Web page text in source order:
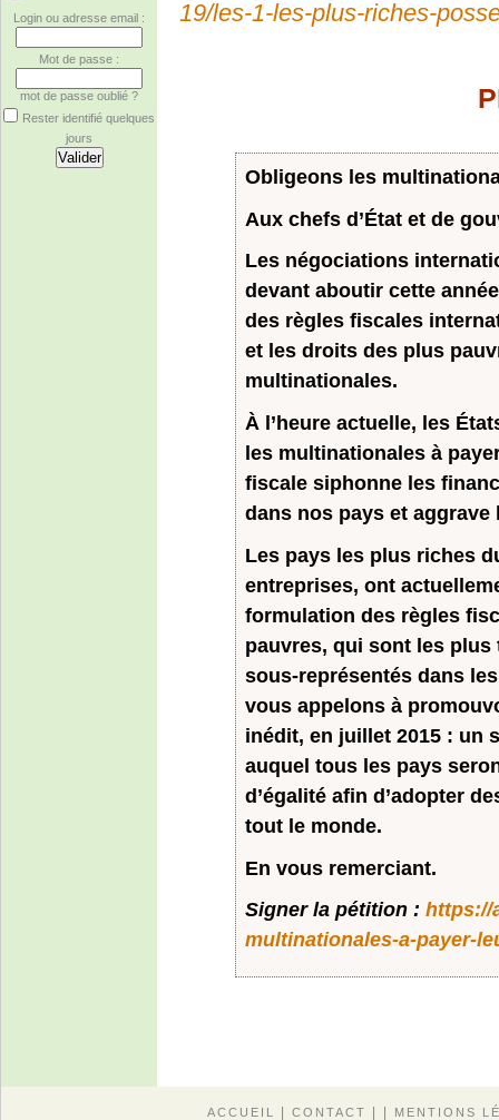
Login ou adresse email :
Mot de passe :
mot de passe oublié ?
Rester identifié quelques
jours
19/les-1-les-plus-riches-
Obligeons les
Aux chefs d’État et de
Les négociations
devant aboutir cette
des règles fiscales
et les droits des plus
multinationales.
À l’heure actuelle, les
les multinationales à
fiscale siphonne les
dans nos pays et aggrave
Les pays les plus riches
entreprises, ont
formulation des règles
pauvres, qui sont les plus
sous-représentés dans
vous appelons à
inédit, en juillet 2015 : un
auquel tous les pays
d’égalité afin d’adopter
tout le monde.
En vous remerciant.
Signer la pétition : https://
multinationales-a-payer-
ACCUEIL CONTACT MENTIONS